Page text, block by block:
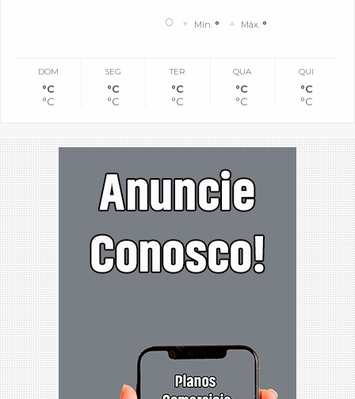
° Mín.° Máx.°
DOM
°C
°C
SEG
°C
°C
TER
°C
°C
QUA
°C
°C
QUI
°C
°C